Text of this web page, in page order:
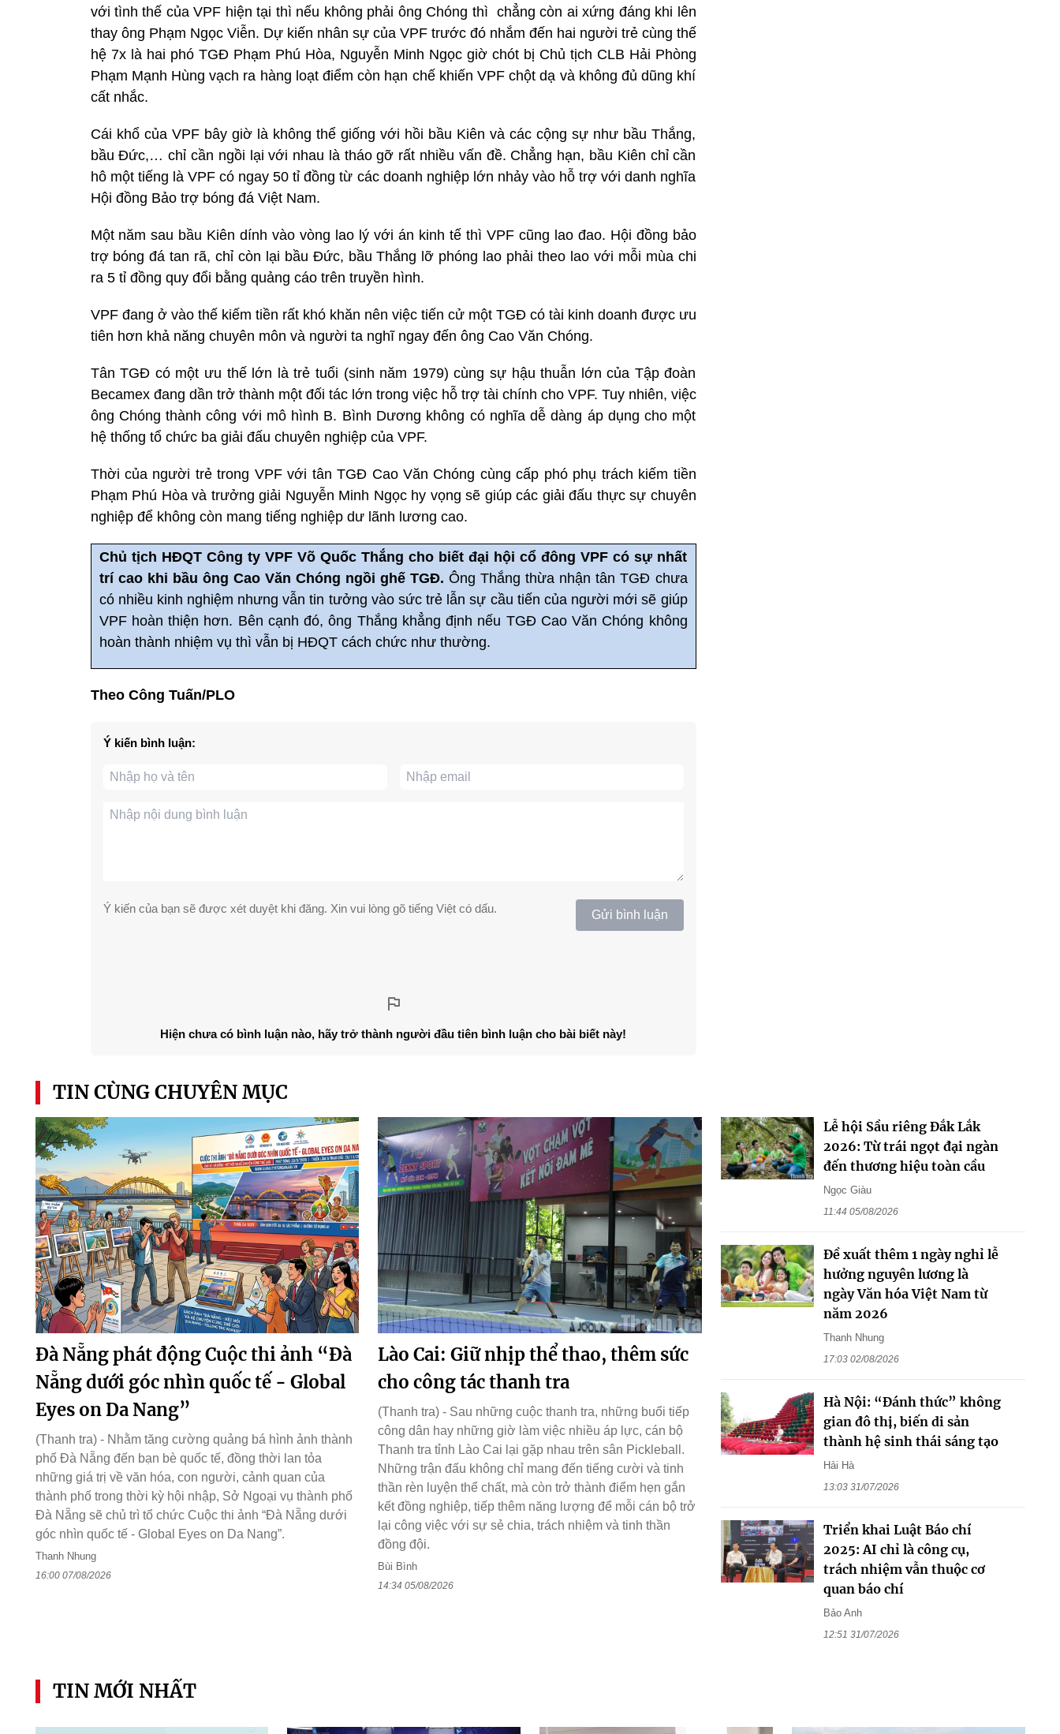
với tình thế của VPF hiện tại thì nếu không phải ông Chóng thì chẳng còn ai xứng đáng khi lên
thay ông Phạm Ngọc Viễn. Dự kiến nhân sự của VPF trước đó nhắm đến hai người trẻ cùng thế
hệ 7x là hai phó TGĐ Phạm Phú Hòa, Nguyễn Minh Ngọc giờ chót bị Chủ tịch CLB Hải Phòng
Phạm Mạnh Hùng vạch ra hàng loạt điểm còn hạn chế khiến VPF chột dạ và không đủ dũng khí
cất nhắc.
Cái khổ của VPF bây giờ là không thể giống với hồi bầu Kiên và các cộng sự như bầu Thắng,
bầu Đức,… chỉ cần ngồi lại với nhau là tháo gỡ rất nhiều vấn đề. Chẳng hạn, bầu Kiên chỉ cần
hô một tiếng là VPF có ngay 50 tỉ đồng từ các doanh nghiệp lớn nhảy vào hỗ trợ với danh nghĩa
Hội đồng Bảo trợ bóng đá Việt Nam.
Một năm sau bầu Kiên dính vào vòng lao lý với án kinh tế thì VPF cũng lao đao. Hội đồng bảo
trợ bóng đá tan rã, chỉ còn lại bầu Đức, bầu Thắng lỡ phóng lao phải theo lao với mỗi mùa chi
ra 5 tỉ đồng quy đổi bằng quảng cáo trên truyền hình.
VPF đang ở vào thế kiếm tiền rất khó khăn nên việc tiến cử một TGĐ có tài kinh doanh được ưu
tiên hơn khả năng chuyên môn và người ta nghĩ ngay đến ông Cao Văn Chóng.
Tân TGĐ có một ưu thế lớn là trẻ tuổi (sinh năm 1979) cùng sự hậu thuẫn lớn của Tập đoàn
Becamex đang dần trở thành một đối tác lớn trong việc hỗ trợ tài chính cho VPF. Tuy nhiên, việc
ông Chóng thành công với mô hình B. Bình Dương không có nghĩa dễ dàng áp dụng cho một
hệ thống tổ chức ba giải đấu chuyên nghiệp của VPF.
Thời của người trẻ trong VPF với tân TGĐ Cao Văn Chóng cùng cấp phó phụ trách kiếm tiền
Phạm Phú Hòa và trưởng giải Nguyễn Minh Ngọc hy vọng sẽ giúp các giải đấu thực sự chuyên
nghiệp để không còn mang tiếng nghiệp dư lãnh lương cao.
Chủ tịch HĐQT Công ty VPF Võ Quốc Thắng cho biết đại hội cổ đông VPF có sự nhất
trí cao khi bầu ông Cao Văn Chóng ngồi ghế TGĐ.Ông Thắng thừa nhận tân TGĐ chưa
có nhiều kinh nghiệm nhưng vẫn tin tưởng vào sức trẻ lẫn sự cầu tiến của người mới sẽ giúp
VPF hoàn thiện hơn. Bên cạnh đó, ông Thắng khẳng định nếu TGĐ Cao Văn Chóng không
hoàn thành nhiệm vụ thì vẫn bị HĐQT cách chức như thường.
Theo Công Tuấn/PLO
Ý kiến bình luận:
Ý kiến của bạn sẽ được xét duyệt khi đăng. Xin vui lòng gõ tiếng Việt có dấu. Gửi bình luận
Hiện chưa có bình luận nào, hãy trở thành người đầu tiên bình luận cho bài biết này!
TIN CÙNG CHUYÊN MỤC
Đà Nẵng phát động Cuộc thi ảnh “Đà
Nẵng dưới góc nhìn quốc tế - Global
Eyes on Da Nang”
(Thanh tra) - Nhằm tăng cường quảng bá hình ảnh thành
phố Đà Nẵng đến bạn bè quốc tế, đồng thời lan tỏa
những giá trị về văn hóa, con người, cảnh quan của
thành phố trong thời kỳ hội nhập, Sở Ngoại vụ thành phố
Đà Nẵng sẽ chủ trì tổ chức Cuộc thi ảnh “Đà Nẵng dưới
góc nhìn quốc tế - Global Eyes on Da Nang”.
Thanh Nhung
16:00 07/08/2026
Lào Cai: Giữ nhịp thể thao, thêm sức
cho công tác thanh tra
(Thanh tra) - Sau những cuộc thanh tra, những buổi tiếp
công dân hay những giờ làm việc nhiều áp lực, cán bộ
Thanh tra tỉnh Lào Cai lại gặp nhau trên sân Pickleball.
Những trận đấu không chỉ mang đến tiếng cười và tinh
thần rèn luyện thể chất, mà còn trở thành điểm hẹn gắn
kết đồng nghiệp, tiếp thêm năng lượng để mỗi cán bộ trở
lại công việc với sự sẻ chia, trách nhiệm và tinh thần
đồng đội.
Bùi Bình
14:34 05/08/2026
Lễ hội Sầu riêng Đắk Lắk
2026: Từ trái ngọt đại ngàn
đến thương hiệu toàn cầu
Ngọc Giàu
11:44 05/08/2026
Đề xuất thêm 1 ngày nghỉ lễ
hưởng nguyên lương là
ngày Văn hóa Việt Nam từ
năm 2026
Thanh Nhung
17:03 02/08/2026
Hà Nội: “Đánh thức” không
gian đô thị, biến di sản
thành hệ sinh thái sáng tạo
Hải Hà
13:03 31/07/2026
Triển khai Luật Báo chí
2025: AI chỉ là công cụ,
trách nhiệm vẫn thuộc cơ
quan báo chí
Bảo Anh
12:51 31/07/2026
TIN MỚI NHẤT